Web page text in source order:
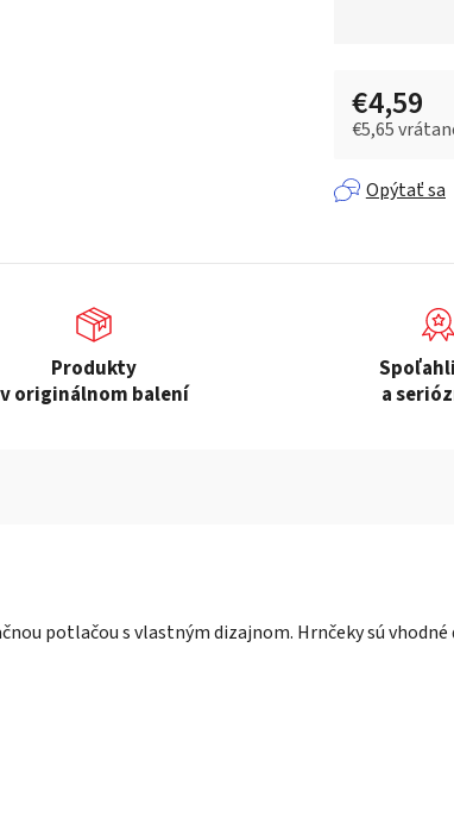
€4,59
€5,65
Opýtať sa
Produkty
v originálnom balení
a
potlačou s vlastným dizajnom. Hrnčeky sú vhodné